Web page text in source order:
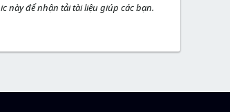
này để nhận tải tài liệu giúp các bạn.